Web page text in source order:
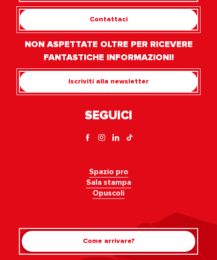
Contattaci
NON ASPETTATE OLTRE PER RICEVERE
FANTASTICHE INFORMAZIONI!
Iscriviti alla newsletter
SEGUICI
Spazio pro
Sala stampa
Opuscoli
Come arrivare?